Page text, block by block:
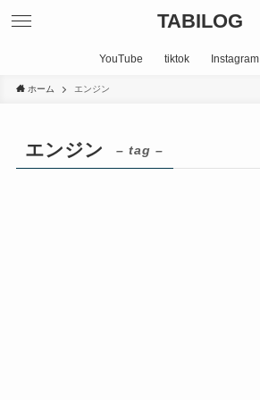
TABILOG
YouTube tiktok Instagram
ホーム エンジン
エンジン – tag –